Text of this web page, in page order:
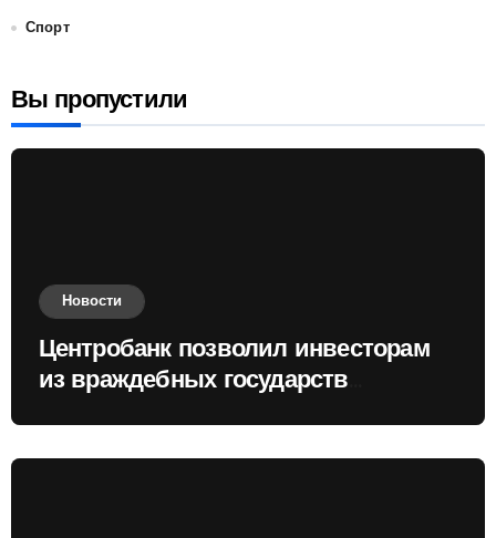
Спорт
Вы пропустили
Новости
Центробанк позволил инвесторам
из враждебных государств